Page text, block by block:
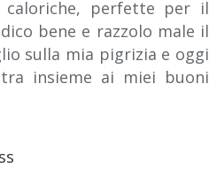
perfette per il
bene e razzolo male il
sulla mia pigrizia e oggi
insieme ai miei buoni